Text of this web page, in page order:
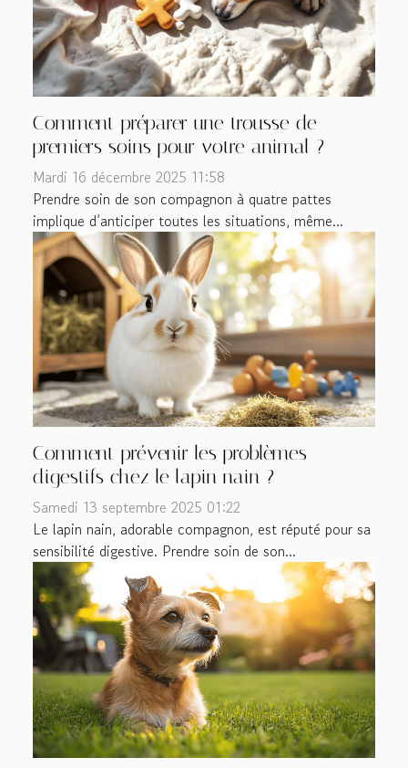
Comment préparer une trousse de
premiers soins pour votre animal ?
Mardi 16 décembre 2025 11:58
Prendre soin de son compagnon à quatre pattes
implique d’anticiper toutes les situations, même...
Comment prévenir les problèmes
digestifs chez le lapin nain ?
Samedi 13 septembre 2025 01:22
Le lapin nain, adorable compagnon, est réputé pour sa
sensibilité digestive. Prendre soin de son...